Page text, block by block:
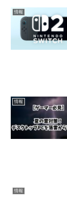
情報
情報
情報